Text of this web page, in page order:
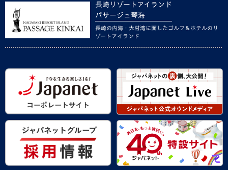
長崎リゾートアイランド
パサージュ琴海
長崎の内海・大村湾に面したゴルフ＆ホテルのリ
ゾートアイランド